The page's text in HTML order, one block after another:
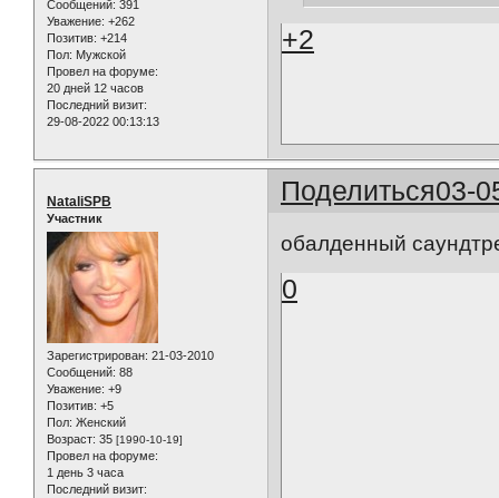
Сообщений: 391
Уважение: +262
Позитив: +214
Пол: Мужской
Провел на форуме:
20 дней 12 часов
Последний визит:
29-08-2022 00:13:13
+2
Поделиться03-
NataliSPB
Участник
Зарегистрирован: 21-03-2010
Сообщений: 88
Уважение: +9
Позитив: +5
Пол: Женский
Возраст: 35 [1990-10-19]
Провел на форуме:
1 день 3 часа
Последний визит:
обалденный
0